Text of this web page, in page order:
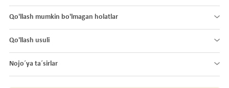
Qo'llash mumkin bo'lmagan holatlar
Qo'llash usuli
Nojo´ya ta´sirlar